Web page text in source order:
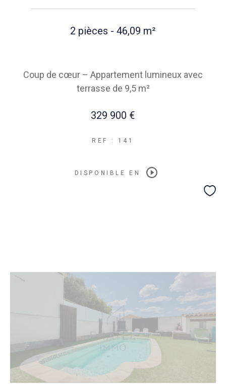
2 pièces - 46,09 m²
Coup de cœur – Appartement lumineux avec
terrasse de 9,5 m²
329 900 €
REF : 141
DISPONIBLE EN